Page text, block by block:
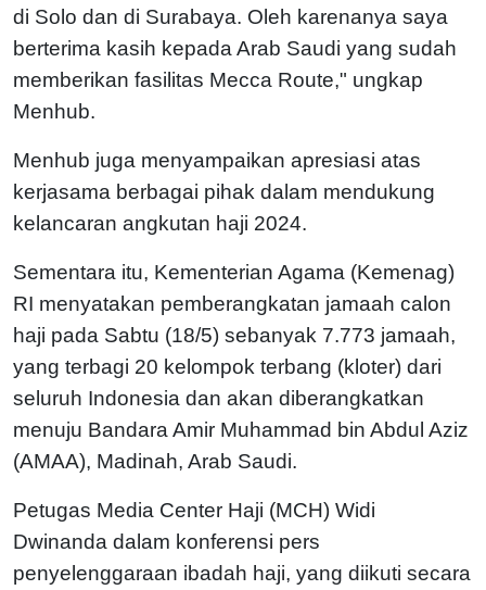
di Solo dan di Surabaya. Oleh karenanya saya
berterima kasih kepada Arab Saudi yang sudah
memberikan fasilitas Mecca Route," ungkap
Menhub.
Menhub juga menyampaikan apresiasi atas
kerjasama berbagai pihak dalam mendukung
kelancaran angkutan haji 2024.
Sementara itu, Kementerian Agama (Kemenag)
RI menyatakan pemberangkatan jamaah calon
haji pada Sabtu (18/5) sebanyak 7.773 jamaah,
yang terbagi 20 kelompok terbang (kloter) dari
seluruh Indonesia dan akan diberangkatkan
menuju Bandara Amir Muhammad bin Abdul Aziz
(AMAA), Madinah, Arab Saudi.
Petugas Media Center Haji (MCH) Widi
Dwinanda dalam konferensi pers
penyelenggaraan ibadah haji, yang diikuti secara